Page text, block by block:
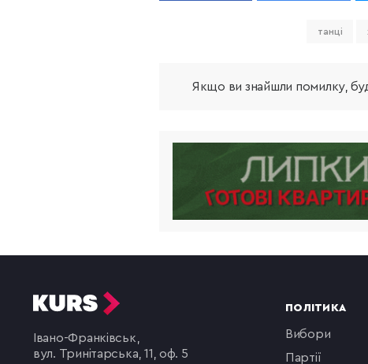
танці
Якщо ви знайшли помилку,
Івано-Франківськ,
вул. Тринітарська, 11, оф. 5
ПОЛІТИКА
вибори
партії